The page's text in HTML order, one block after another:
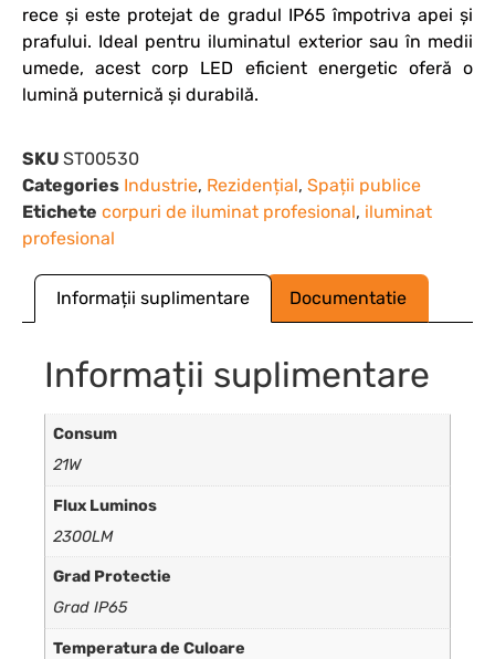
rece și este protejat de gradul IP65 împotriva apei și
prafului. Ideal pentru iluminatul exterior sau în medii
umede, acest corp LED eficient energetic oferă o
lumină puternică și durabilă.
SKU ST00530
Categories Industrie, Rezidențial, Spații publice
Etichete corpuri de iluminat profesional, iluminat
profesional
Informații suplimentare Documentatie
Informații suplimentare
Consum
21W
Flux Luminos
2300LM
Grad Protectie
Grad IP65
Temperatura de Culoare